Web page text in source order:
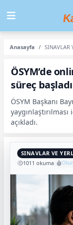
Anasayfa SINAVLAR
ÖSYM’de
süreç başladı
ÖSYM Başkanı
açıkladı.
SINAVLAR VE
1011 okuma